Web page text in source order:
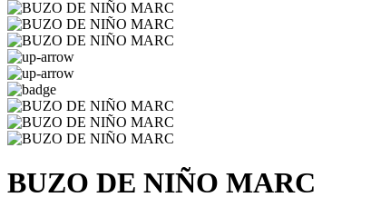
BUZO DE NIÑO MARC